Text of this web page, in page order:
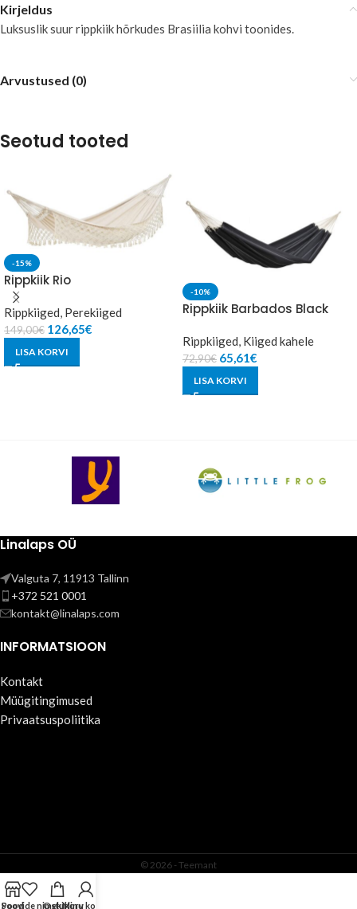
Kirjeldus
Luksuslik suur rippkiik hõrkudes Brasiilia kohvi toonides.
Arvustused (0)
Seotud tooted
-15%
Rippkiik Rio
Rippkiiged, Perekiiged
149,00€ 126,65€
LISA KORVI
-10%
Rippkiik Barbados Black
Rippkiiged, Kiiged kahele
72,90€ 65,61€
LISA KORVI
Linalaps OÜ
Valguta 7, 11913 Tallinn
+372 521 0001
kontakt@linalaps.com
INFORMATSIOON
Kontakt
Müügitingimused
Privaatsuspoliitika
© 2026 - Teemant
Pood
Soovide nimekiri
OstukorvMinu konto